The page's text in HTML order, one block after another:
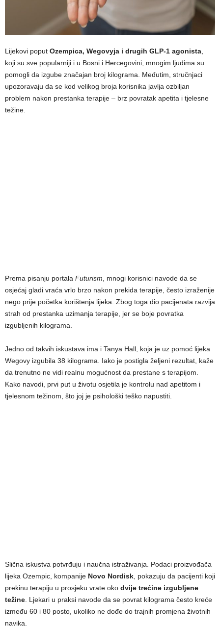
Lijekovi poput Ozempica, Wegovyja i drugih GLP-1 agonista,
koji su sve popularniji i u Bosni i Hercegovini, mnogim ljudima su
pomogli da izgube značajan broj kilograma. Međutim, stručnjaci
upozoravaju da se kod velikog broja korisnika javlja ozbiljan
problem nakon prestanka terapije – brz povratak apetita i tjelesne
težine.
Prema pisanju portala Futurism, mnogi korisnici navode da se
osjećaj gladi vraća vrlo brzo nakon prekida terapije, često izraženije
nego prije početka korištenja lijeka. Zbog toga dio pacijenata razvija
strah od prestanka uzimanja terapije, jer se boje povratka
izgubljenih kilograma.
Jedno od takvih iskustava ima i Tanya Hall, koja je uz pomoć lijeka
Wegovy izgubila 38 kilograma. Iako je postigla željeni rezultat, kaže
da trenutno ne vidi realnu mogućnost da prestane s terapijom.
Kako navodi, prvi put u životu osjetila je kontrolu nad apetitom i
tjelesnom težinom, što joj je psihološki teško napustiti.
Slična iskustva potvrđuju i naučna istraživanja. Podaci proizvođača
lijeka Ozempic, kompanije Novo Nordisk, pokazuju da pacijenti koji
prekinu terapiju u prosjeku vrate oko dvije trećine izgubljene
težine. Ljekari u praksi navode da se povrat kilograma često kreće
između 60 i 80 posto, ukoliko ne dođe do trajnih promjena životnih
navika.